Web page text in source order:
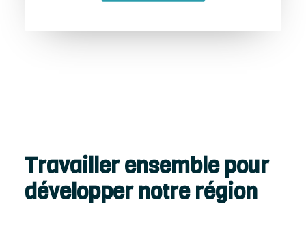
Travailler ensemble pour
développer notre région